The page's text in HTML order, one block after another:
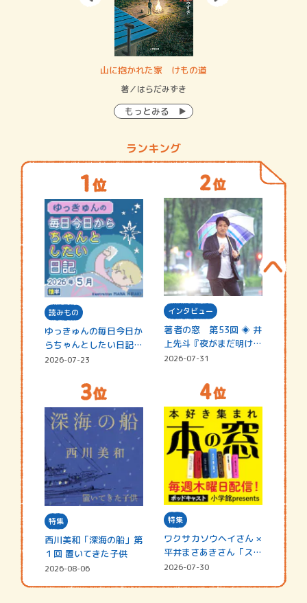
山に抱かれた家 けもの道
著／はらだみずき
もっとみる
ランキング
読みもの
ゆっきゅんの毎日今日か
らちゃんとしたい日記
☆202…
2026-07-23
インタビュー
著者の窓 第53回 ◈ 井
上先斗『夜がまだ明けな
い』
2026-07-31
特集
西川美和「深海の船」第
１回 置いてきた子供
2026-08-06
特集
ワクサカソウヘイさん ×
平井まさあきさん「スペ
シャ…
2026-07-30